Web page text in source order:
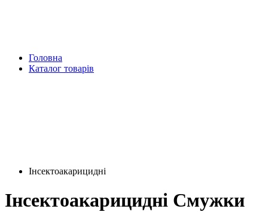
Головна
Каталог товарів
Інсектоакарицидні
Інсектоакарицидні Смужки